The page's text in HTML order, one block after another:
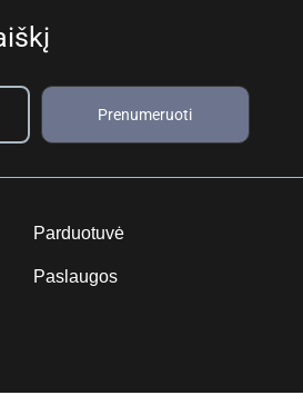
Prenumeruoti
Parduotuvė
Paslaugos